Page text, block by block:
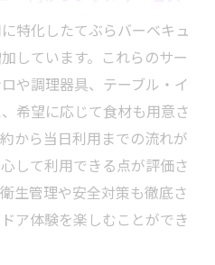
特化したてぶらバーベキュ
しています。これらのサー
や調理器具、テーブル・イ
希望に応じて食材も用意さ
から当日利用までの流れが
して利用できる点が評価さ
生管理や安全対策も徹底さ
ア体験を楽しむことができ